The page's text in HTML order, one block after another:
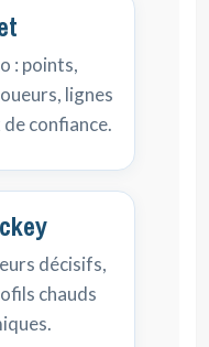
: points,
lignes
confiance.
décisifs,
chauds